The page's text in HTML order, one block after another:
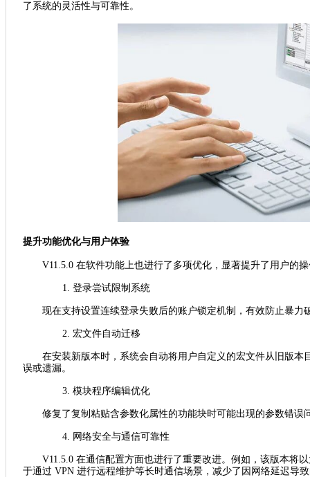
了系统的灵活性与可靠性。
提升功能优化与用户体验
V11.5.0 在软件功能上也进行了多项优化，显著提升了用户的
1.登录尝试限制系统
现在支持设置连续登录失败后的账户锁定机制，有效防止暴力
2.宏文件自动迁移
在安装新版本时，系统会自动将用户自定义的宏文件从旧版
误或遗漏。
3.模块程序编辑优化
修复了复制粘贴含参数化属性的功能块时可能出现的参数错误
4. 网络安全与通信可靠性
V11.5.0 在通信配置方面也进行了重要改进。例如，该版本将
于通过 VPN 进行远程维护等长时通信场景，减少了因网络延迟导